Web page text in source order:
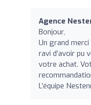
Agence
Bonjour,
Un grand
ravi d’avoir pu
votre achat.
L’équipe